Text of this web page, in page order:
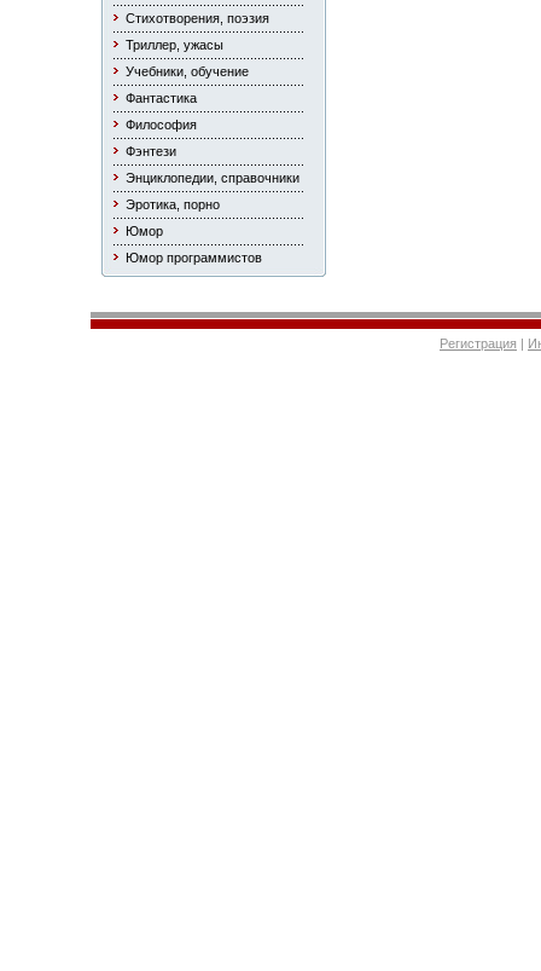
Стихотворения, поэзия
Триллер, ужасы
Учебники, обучение
Фантастика
Философия
Фэнтези
Энциклопедии, справочники
Эротика, порно
Юмор
Юмор программистов
Регистрация |